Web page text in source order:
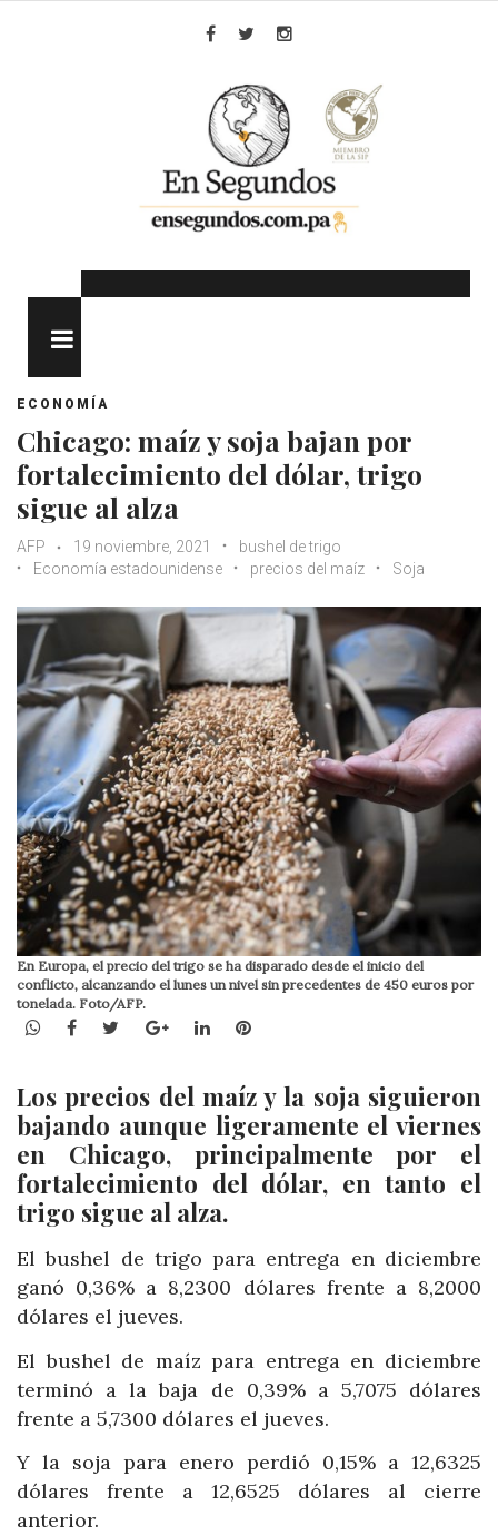
ECONOMÍA
Chicago: maíz y soja bajan por
fortalecimiento del dólar, trigo
sigue al alza
AFP 19 noviembre, 2021
bushel de trigo
Economía estadounidense
precios del maíz Soja
En Europa, el precio del trigo se ha disparado desde el inicio del
conflicto, alcanzando el lunes un nivel sin precedentes de 450 euros por
tonelada. Foto/AFP.
WhatsApp
Facebook
TwitterGoogle+LinkedInPinterest
Los precios del maíz y la soja siguieron
bajando aunque ligeramente el viernes
en Chicago, principalmente por el
fortalecimiento del dólar, en tanto el
trigo sigue al alza.
El bushel de trigo para entrega en diciembre
ganó 0,36% a 8,2300 dólares frente a 8,2000
dólares el jueves.
El bushel de maíz para entrega en diciembre
terminó a la baja de 0,39% a 5,7075 dólares
frente a 5,7300 dólares el jueves.
Y la soja para enero perdió 0,15% a 12,6325
dólares frente a 12,6525 dólares al cierre
anterior.